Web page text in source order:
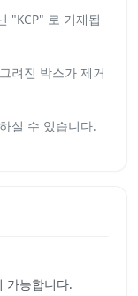
"KCP" 로 기재됩
려진 박스가 제거
실 수 있습니다.
가능합니다.